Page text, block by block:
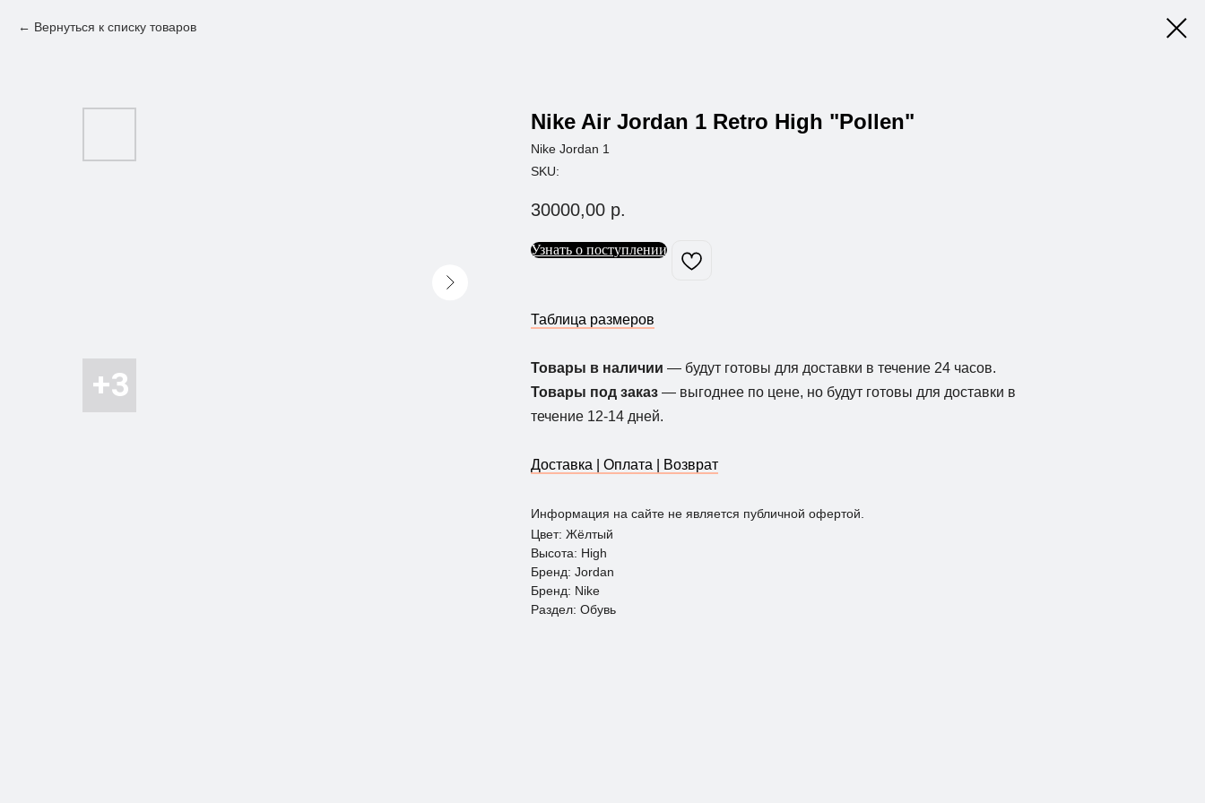
Вернуться к списку товаров
Nike Air Jordan 1 Retro High "Pollen"
Nike Jordan 1
SKU:
30000,00 р.
Узнать о поступлении
Таблица размеров
Товары в наличии — будут готовы для доставки в течение 24 часов.
Товары под заказ — выгоднее по цене, но будут готовы для доставки в
течение 12-14 дней.
Доставка | Оплата | Возврат
Информация на сайте не является публичной офертой.
Цвет: Жёлтый
Высота: Нigh
Бренд: Jordan
Бренд: Nike
Раздел: Обувь